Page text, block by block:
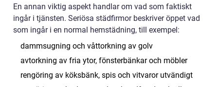
En annan viktig aspekt handlar om vad som faktiskt
ingår i tjänsten. Seriösa städfirmor beskriver öppet vad
som ingår i en normal hemstädning, till exempel:
dammsugning och våttorkning av golv
avtorkning av fria ytor, fönsterbänkar och möbler
rengöring av köksbänk, spis och vitvaror utvändigt